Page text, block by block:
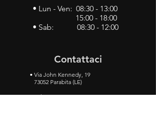
• Lun - Ven: 08:30 - 13:00
15:00 - 18:00
• Sab: 08:30 - 12:00
Contattaci
• Via John Kennedy, 19
73052 Parabita (LE)
• Tel:0833 50 93 30